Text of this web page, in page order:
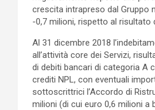
crescita intrapreso dal Gruppo
-0,7 milioni, rispetto al risultato
Al 31 dicembre 2018
all’attività core dei Servizi,
di debiti bancari di categoria A
crediti NPL, con eventuali
sottoscrittrici l’Accordo di
milioni (di cui euro 0,6 milioni a